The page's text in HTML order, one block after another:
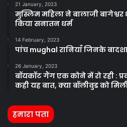
21 January, 2023
मुस्लिम महिला ने बालाजी
किया सनातन धर्म
14 February, 2023
पांच mughal रानियाँ जिनके
26 January, 2023
बॉयकॉट गैंग एक कोने में रो रही :
कही यह बात, क्या बॉलीवुड को
हमारा पता